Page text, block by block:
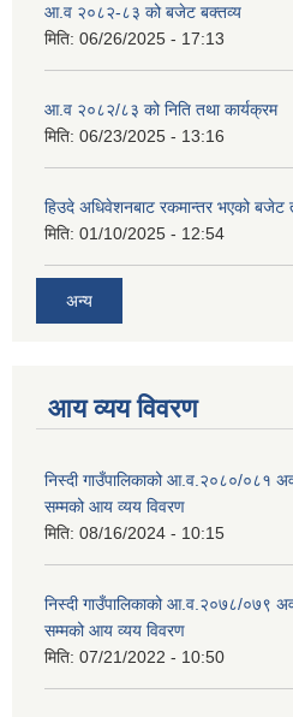
आ.व २०८२-८३ को बजेट बक्तव्य
मिति: 06/26/2025 - 17:13
आ.व २०८२/८३ को निति तथा कार्यक्रम
मिति: 06/23/2025 - 13:16
हिउदे अधिवेशनबाट रकमान्तर भएको बजेट
मिति: 01/10/2025 - 12:54
अन्य
आय व्यय विवरण
निस्दी गाउँपालिकाको आ.व.२०८०/
सम्मको आय व्यय विवरण
मिति: 08/16/2024 - 10:15
निस्दी गाउँपालिकाको आ.व.२०७८/
सम्मको आय व्यय विवरण
मिति: 07/21/2022 - 10:50